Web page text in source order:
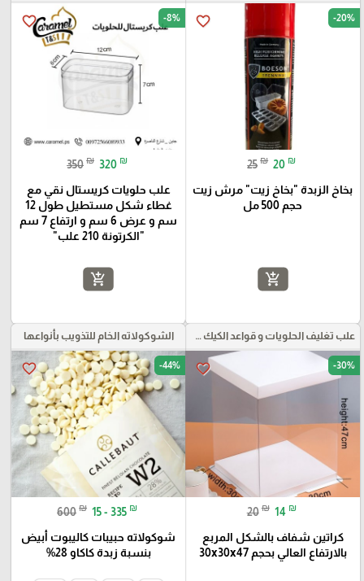
favorite_border -20%
25 ₪ 20 ₪
بخاخ الزبدة "بخاخ زيت" مرش زيت
حجم 500 مل
add_shopping_cart
favorite_border -8%
350 ₪ 320 ₪
علب حلويات كريستال نقي مع
غطاء شكل مستطيل طول 12
سم و عرض 6 سم و ارتفاع 7 سم
"الكرتونة 210 علب"
add_shopping_cart
علب تغليف الحلويات و قواعد الكيك و علب بلاستيكية بأنواعها
favorite_border -30%
20 ₪ 14 ₪
كراتين شفاف بالشكل المربع
بالارتفاع العالي بحجم 30x30x47
الشوكولاته الخام للتذويب بأنواعها
favorite_border -44%
600 ₪ 15 - 335 ₪
شوكولاته حبيبات كاليبوت أبيض
بنسبة زبدة كاكاو 28%